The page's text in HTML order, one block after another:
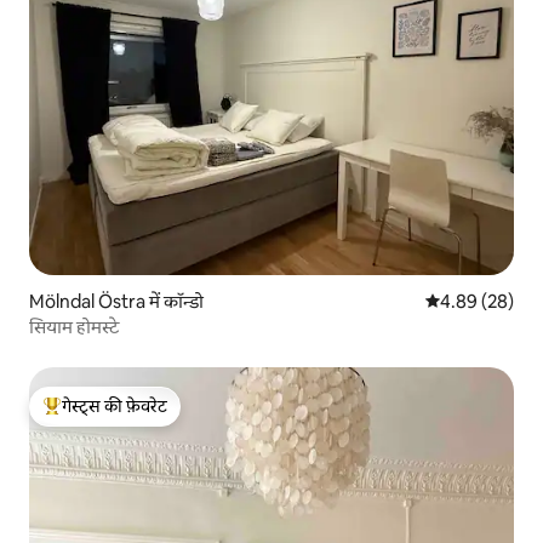
Mölndal Östra में कॉन्डो औसत रेटिंग 5 में
4.89 (28)
सियाम होमस्टे
गेस्ट्स का टॉप फ़ेवरेट
गेस्ट्स की फ़ेवरेट